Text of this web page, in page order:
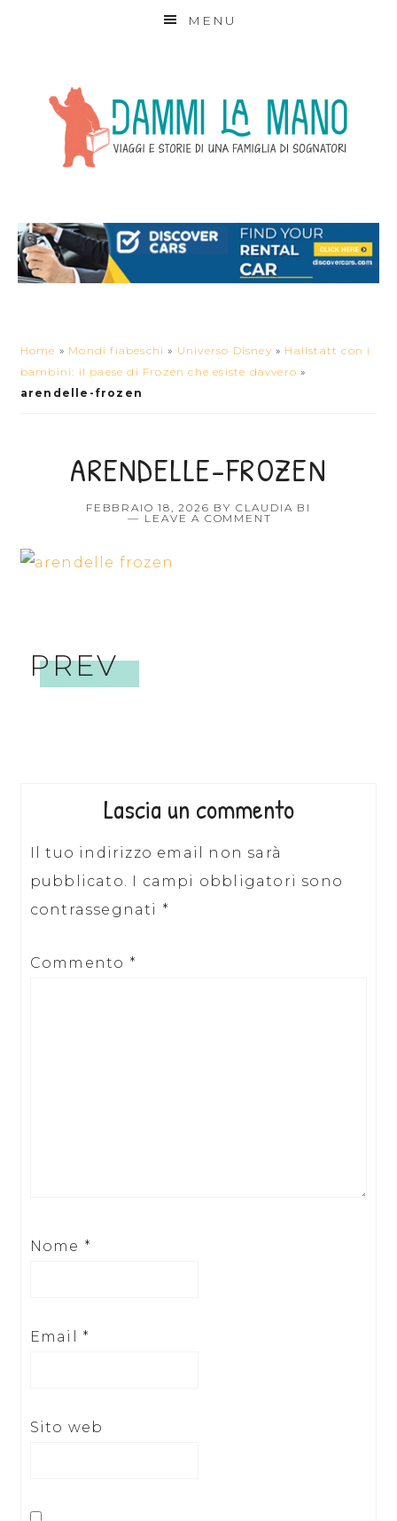
MENU
Home » Mondi fiabeschi » Universo Disney » Hallstatt con i
bambini: il paese di Frozen che esiste davvero »
arendelle-frozen
ARENDELLE-FROZEN
FEBBRAIO 18, 2026 BY CLAUDIA BI
LEAVE A COMMENT
PREV
Lascia un commento
Il tuo indirizzo email non sarà
pubblicato. I campi obbligatori sono
contrassegnati *
Commento *
Nome *
Email *
Sito web